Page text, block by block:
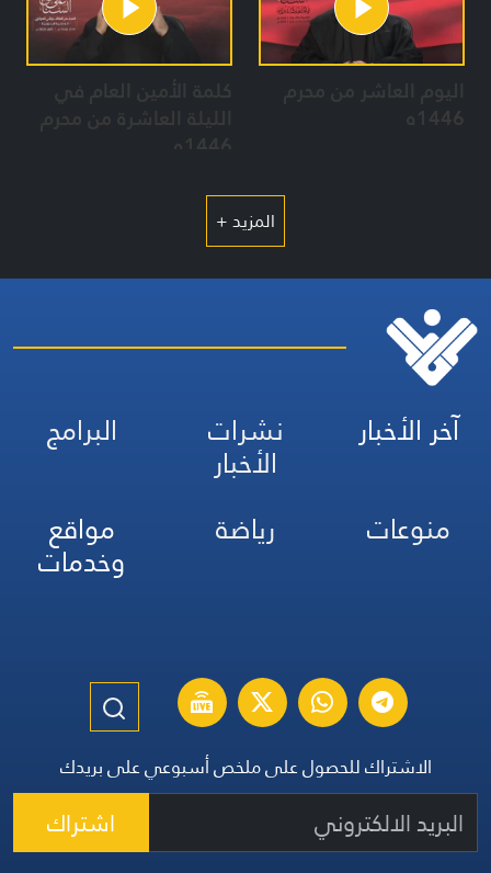
اليوم العاشر من محرم
1446ه
كلمة الأمين العام في
الليلة العاشرة من محرم
1446ه
المزيد +
آخر الأخبار نشرات
الأخبار
البرامج
منوعات
رياضة مواقع
وخدمات
الاشتراك للحصول على ملخص أسبوعي على بريدك
اشتراك